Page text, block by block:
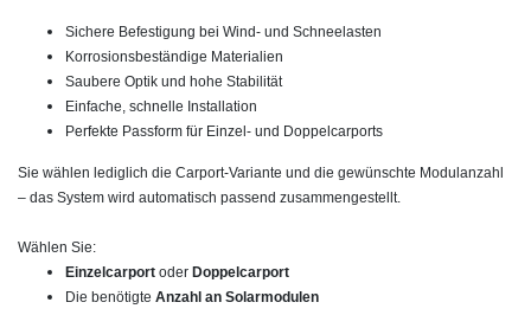
Sichere Befestigung bei Wind- und Schneelasten
Korrosionsbeständige Materialien
Saubere Optik und hohe Stabilität
Einfache, schnelle Installation
Perfekte Passform für Einzel- und Doppelcarports
Sie wählen lediglich die Carport‑Variante und die gewünschte Modulanzahl
– das System wird automatisch passend zusammengestellt.
Wählen Sie:
Einzelcarport oder Doppelcarport
Die benötigte Anzahl an Solarmodulen